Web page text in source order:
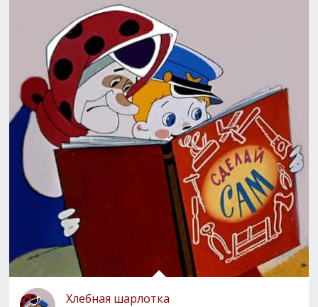
Хлебная шарлотка